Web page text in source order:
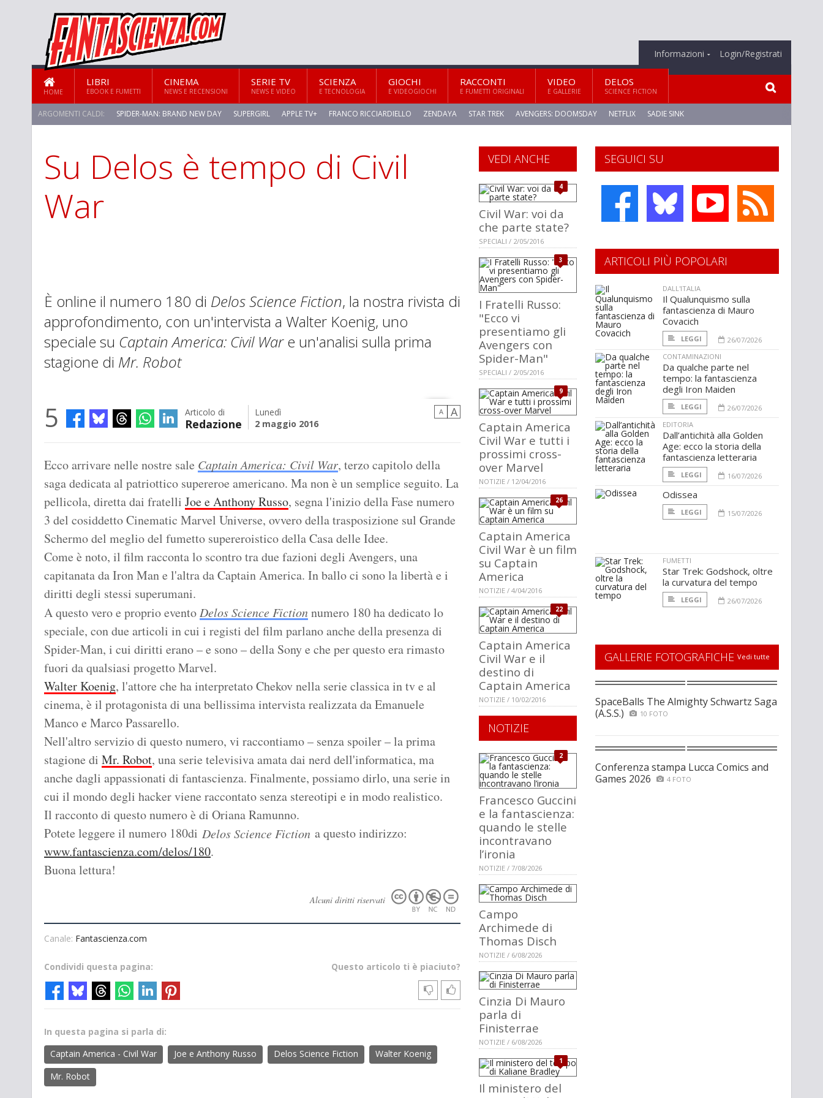
Informazioni Login/Registrati
HOME
LIBRI
EBOOK E FUMETTI
CINEMA
NEWS E RECENSIONI
SERIE TV
NEWS E VIDEO
SCIENZA
E TECNOLOGIA
GIOCHI
E VIDEOGIOCHI
RACCONTI
E FUMETTI ORIGINALI
VIDEO
E GALLERIE
DELOS
SCIENCE FICTION
ARGOMENTI CALDI: SPIDER-MAN: BRAND NEW DAY SUPERGIRL APPLE TV+ FRANCO RICCIARDIELLO ZENDAYA STAR TREK AVENGERS: DOOMSDAY NETFLIX SADIE SINK
STAR TREK: STRANGE NEW WORLDS
Su Delos è tempo di Civil
War
È online il numero 180 di Delos Science Fiction, la nostra rivista di
approfondimento, con un'intervista a Walter Koenig, uno
speciale su Captain America: Civil Ware un'analisi sulla prima
stagione di Mr. Robot
5 Articolo di
Redazione
Lunedì
2 maggio 2016
A A
Ecco arrivare nelle nostre sale Captain America: Civil War, terzo capitolo della
saga dedicata al patriottico supereroe americano. Ma non è un semplice seguito. La
pellicola, diretta dai fratelli Joe e Anthony Russo, segna l'inizio della Fase numero
3 del cosiddetto Cinematic Marvel Universe, ovvero della trasposizione sul Grande
Schermo del meglio del fumetto supereroistico della Casa delle Idee.
Come è noto, il film racconta lo scontro tra due fazioni degli Avengers, una
capitanata da Iron Man e l'altra da Captain America. In ballo ci sono la libertà e i
diritti degli stessi superumani.
A questo vero e proprio eventoDelos Science Fictionnumero 180 ha dedicato lo
speciale, con due articoli in cui i registi del film parlano anche della presenza di
Spider-Man, i cui diritti erano – e sono – della Sony e che per questo era rimasto
fuori da qualsiasi progetto Marvel.
Walter Koenig, l'attore che ha interpretato Chekov nella serie classica in tv e al
cinema, è il protagonista di una bellissima intervista realizzata da Emanuele
Manco e Marco Passarello.
Nell'altro servizio di questo numero, vi raccontiamo – senza spoiler – la prima
stagione di Mr. Robot, una serie televisiva amata dai nerd dell'informatica, ma
anche dagli appassionati di fantascienza. Finalmente, possiamo dirlo, una serie in
cui il mondo degli hacker viene raccontato senza stereotipi e in modo realistico.
Il racconto di questo numero è di Oriana Ramunno.
Potete leggere il numero 180di Delos Science Fiction a questo indirizzo:
www.fantascienza.com/delos/180.
Buona lettura!
Alcuni diritti riservati
Canale: Fantascienza.com
Questo articolo ti è piaciuto?
Condividi questa pagina:
In questa pagina si parla di:
Captain America - Civil War
Joe e Anthony Russo Delos Science Fiction
Walter Koenig
Mr. Robot
SEGUICI SU
VEDI ANCHE
4
Civil War: voi da
che parte state?
SPECIALI / 2/05/2016
3
I Fratelli Russo:
"Ecco vi
presentiamo gli
Avengers con
Spider-Man"
SPECIALI / 2/05/2016
9
Captain America
Civil War e tutti i
prossimi cross-
over Marvel
NOTIZIE / 12/04/2016
26
Captain America
Civil War è un film
su Captain
America
NOTIZIE / 4/04/2016
22
Captain America
Civil War e il
destino di
Captain America
NOTIZIE / 10/02/2016
NOTIZIE
2
Francesco Guccini
e la fantascienza:
quando le stelle
incontravano
l’ironia
NOTIZIE / 7/08/2026
Campo
Archimede di
Thomas Disch
NOTIZIE / 6/08/2026
Cinzia Di Mauro
parla di
Finisterrae
NOTIZIE / 6/08/2026
1
Il ministero del
ARTICOLI PIÙ POPOLARI
DALL'ITALIA
Il Qualunquismo sulla
fantascienza di Mauro
Covacich
LEGGI
26/07/2026
CONTAMINAZIONI
Da qualche parte nel
tempo: la fantascienza
degli Iron Maiden
LEGGI
26/07/2026
EDITORIA
Dall’antichità alla Golden
Age: ecco la storia della
fantascienza letteraria
LEGGI 16/07/2026
Odissea
LEGGI 15/07/2026
FUMETTI
Star Trek: Godshock, oltre
la curvatura del tempo
LEGGI 26/07/2026
GALLERIE FOTOGRAFICHE Vedi tutte
SpaceBalls The Almighty Schwartz Saga
(A.S.S.)
10 FOTO
Conferenza stampa Lucca Comics and
Games 2026
4 FOTO